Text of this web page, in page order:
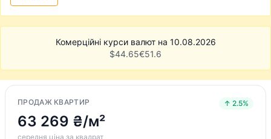
Комерційні курси валют на 10.08.2026
$44.65€51.6
ПРОДАЖ КВАРТИР ↑ 2.5%
63 269 ₴/м²
середня ціна за квадрат